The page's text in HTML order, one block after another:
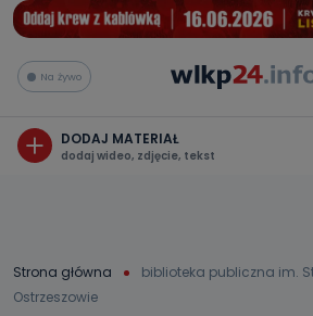
Na żywo
DODAJ MATERIAŁ
dodaj wideo, zdjęcie, tekst
Strona główna
biblioteka publiczna im.
Ostrzeszowie